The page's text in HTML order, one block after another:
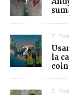
El
la
El